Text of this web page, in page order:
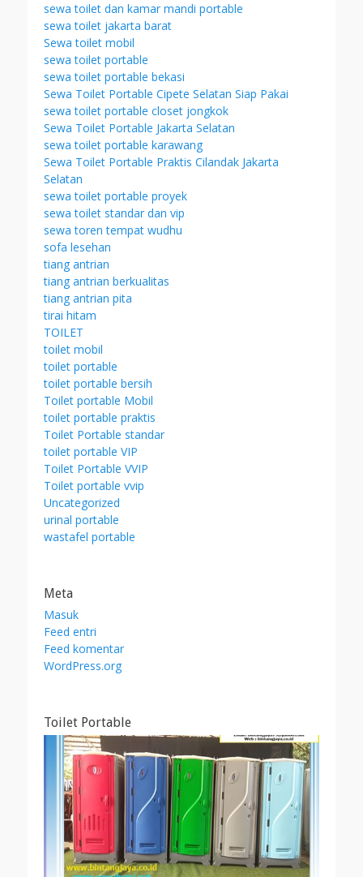
sewa toilet dan kamar mandi portable
sewa toilet jakarta barat
Sewa toilet mobil
sewa toilet portable
sewa toilet portable bekasi
Sewa Toilet Portable Cipete Selatan Siap Pakai
sewa toilet portable closet jongkok
Sewa Toilet Portable Jakarta Selatan
sewa toilet portable karawang
Sewa Toilet Portable Praktis Cilandak Jakarta
Selatan
sewa toilet portable proyek
sewa toilet standar dan vip
sewa toren tempat wudhu
sofa lesehan
tiang antrian
tiang antrian berkualitas
tiang antrian pita
tirai hitam
TOILET
toilet mobil
toilet portable
toilet portable bersih
Toilet portable Mobil
toilet portable praktis
Toilet Portable standar
toilet portable VIP
Toilet Portable VVIP
Toilet portable vvip
Uncategorized
urinal portable
wastafel portable
Meta
Masuk
Feed entri
Feed komentar
WordPress.org
Toilet Portable